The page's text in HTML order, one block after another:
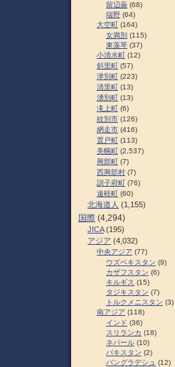
留辺蘂 (68)
端野 (64)
大空町 (164)
女満別 (115)
東藻琴 (37)
小清水町 (12)
斜里町 (57)
津別町 (223)
清里町 (13)
湧別町 (13)
滝上町 (6)
紋別市 (126)
網走市 (416)
置戸町 (113)
美幌町 (2,537)
興部町 (7)
西興部村 (7)
訓子府町 (76)
遠軽町 (60)
北海道人 (1,155)
国際 (4,294)
JICA(195)
アジア (4,032)
中央アジア (77)
ウズベキスタン (9)
カザフスタン (6)
キルギス (15)
タジキスタン (7)
トルクメニスタン (3)
南アジア (118)
インド (36)
スリランカ (18)
ネパール (10)
パキスタン (2)
バングラデシュ (12)